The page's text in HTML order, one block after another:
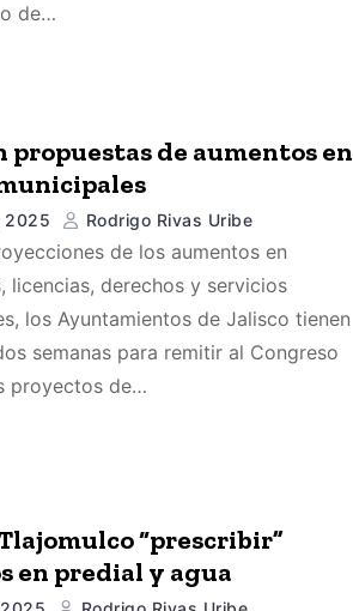
de…
propuestas de aumentos en
2025 Rodrigo Rivas Uribe
de los aumentos en
licencias, derechos y servicios
los Ayuntamientos de Jalisco tienen
semanas para remitir al Congreso
proyectos de…
“prescribir”
en predial y agua